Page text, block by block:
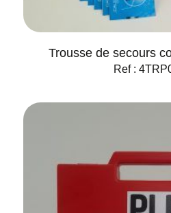
Trousse de secours
Ref :